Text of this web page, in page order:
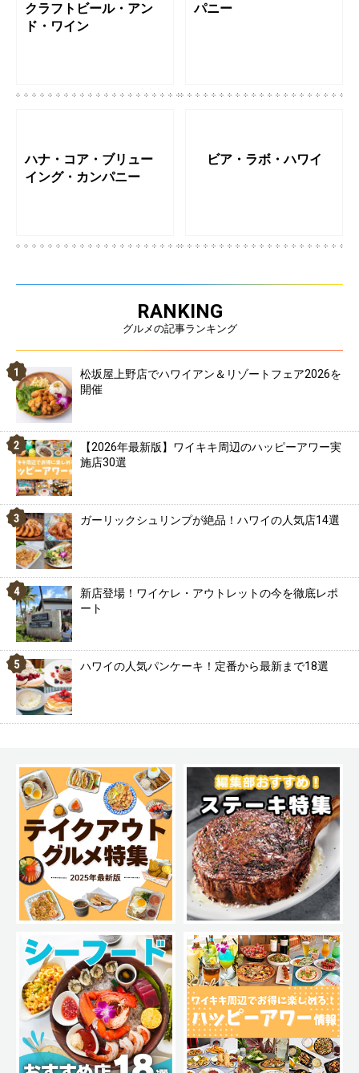
クラフトビール・アン
ド・ワイン
パニー
ハナ・コア・ブリュー
イング・カンパニー
ビア・ラボ・ハワイ
RANKING
グルメの記事ランキング
松坂屋上野店でハワイアン＆リゾートフェア2026を
開催
【2026年最新版】ワイキキ周辺のハッピーアワー実
施店30選
ガーリックシュリンプが絶品！ハワイの人気店14選
新店登場！ワイケレ・アウトレットの今を徹底レポ
ート
ハワイの人気パンケーキ！定番から最新まで18選